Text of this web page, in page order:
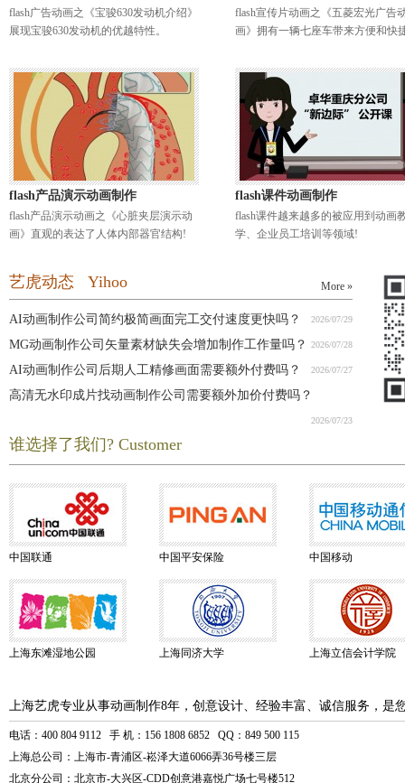
flash广告动画之《宝骏630发动机介绍》
展现宝骏630发动机的优越特性。
flash宣传片动画之《五菱宏光广告
画》拥有一辆七座车带来方便和快
flash产品演示动画制作
flash产品演示动画之《心脏夹层演示动
画》直观的表达了人体内部器官结构!
flash课件动画制作
flash课件越来越多的被应用到动画
学、企业员工培训等领域!
艺虎动态 Yihoo More »
AI动画制作公司简约极简画面完工交付速度更快吗？ 2026/07/29
MG动画制作公司矢量素材缺失会增加制作工作量吗？ 2026/07/28
AI动画制作公司后期人工精修画面需要额外付费吗？ 2026/07/27
高清无水印成片找动画制作公司需要额外加价付费吗？
2026/07/23
谁选择了我们? Customer
中国联通 中国平安保险 中国移动
上海东滩湿地公园 上海同济大学 上海立信会计学院
上海艺虎专业从事动画制作8年，创意设计、经验丰富、诚信服务，是
电话：400 804 9112 手 机：156 1808 6852 QQ：849 500 115
上海总公司：上海市-青浦区-崧泽大道6066弄36号楼三层
北京分公司：北京市-大兴区-CDD创意港嘉悦广场七号楼512